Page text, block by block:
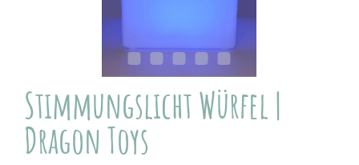
Stimmungslicht Würfel |
Dragon Toys